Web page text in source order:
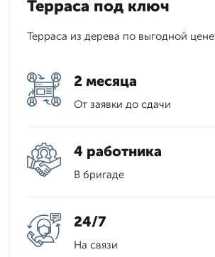
Терраса под ключ
Терраса из дерева по выгодной цене
2 месяца
От заявки до сдачи
4 работника
В бригаде
24/7
На связи